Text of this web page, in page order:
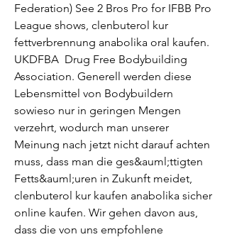
Federation) See 2 Bros Pro for IFBB Pro
League shows, clenbuterol kur
fettverbrennung anabolika oral kaufen.
UKDFBA  Drug Free Bodybuilding
Association. Generell werden diese
Lebensmittel von Bodybuildern
sowieso nur in geringen Mengen
verzehrt, wodurch man unserer
Meinung nach jetzt nicht darauf achten
muss, dass man die ges&auml;ttigten
Fetts&auml;uren in Zukunft meidet,
clenbuterol kur kaufen anabolika sicher
online kaufen. Wir gehen davon aus,
dass die von uns empfohlene